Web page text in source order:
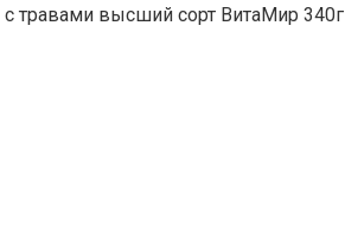
с травами высший сорт ВитаМир 340г